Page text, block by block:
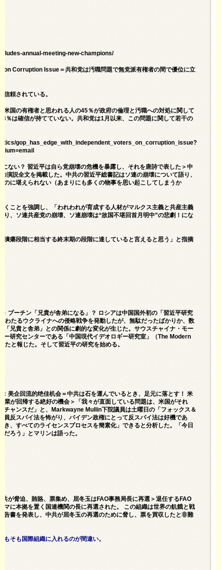
annual-meeting-new-champions/
Corruption Issue＝共和党は汚職問題で無党派有権者の間で優位に立
頼されている。
国の有権者と思われる人の45％が政府の倫理と汚職への対処に関して
％は確信が持てていない。共和党は1月以来、この問題に関して若干の
gop_has_edge_with_independent_voters_on_corruption_issue?
ない？ 習近平は自ら党崩壊の危機を暴露し、それを唐詩で表した＞中
説全文を掲載した。中共の習近平総書記はソ連の崩壊について語り、
に堪えられない（あまりにも多くの物事を思い起こしてしまうか
ことを強調し、「われわれが育成する人材がマルクス主義と共産主義
、ソ連共産党の崩壊、ソ連崩壊は“故国不堪回首月明中”の悲劇！にな
瘍段階に相当する終末期の段階に達していると言えると思う」と指摘
プーチン「兄貴が舎弟になる」？ ロシアは中国国外初の「習近平研究
たるウクライナへの侵略戦争を発動したが、無駄だったばかりか、数
兄貴と舎弟」との関係に劇的な変化が生じた。サウスチャイナ・モー
研究センターである「中国現代イデオロギー研究室」（The Modern
と報じた。そして習近平の研究を始める。
美企回流的绝佳机会＝中共は石を運んでいるとき、足元に落とす！ 米
が回帰する絶好の機会＞「我々が直面している問題は、米国がそれ
ャンスだ」と、Markwayne Mullin下院議員は土曜日の「フォックス＆
反スパイ法を怖がり、バイデン政権にとって反スパイ法は好機であ
、すべてのライセンスプロセスを簡素化」できると分析した。「今日
ろう」とマリンは語った。
が脅迫、賄賂、票集め、屈冬玉はFAO事務局長に再選＞退任するFAO
に本拠を置く国連機関の長に再選された。 この組織は世界の飢餓と戦
書を発表し、中共が屈冬玉の再選のために脅し、票を買収したと非難
そも国際組織に入れるのが間違い。